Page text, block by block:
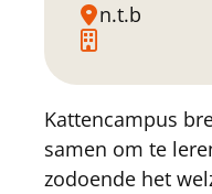
n.t.b
Kattencampus
samen om te
zodoende het